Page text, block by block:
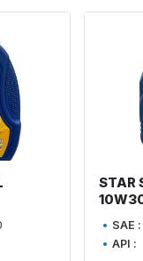
STAR
SAE :
API :